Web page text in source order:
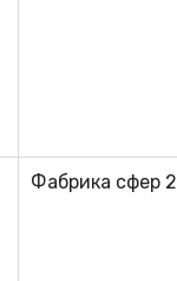
Фабрика сфер 2